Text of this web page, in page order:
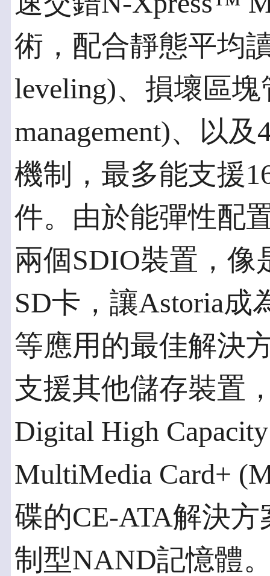
術，配合靜態平均
leveling)、損壞區
management)、以
機制，最多能支援
件。由於能彈性配
兩個SDIO裝置，像
SD卡，讓Astoria成
等應用的最佳解決
支援其他儲存裝置
Digital High
MultiMedia Card+
碟的CE-ATA解決
制型NAND記憶體